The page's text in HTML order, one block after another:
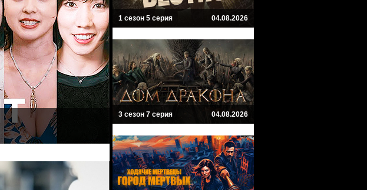
1 сезон 5 серия 04.08.2026
3 сезон 7 серия 04.08.2026